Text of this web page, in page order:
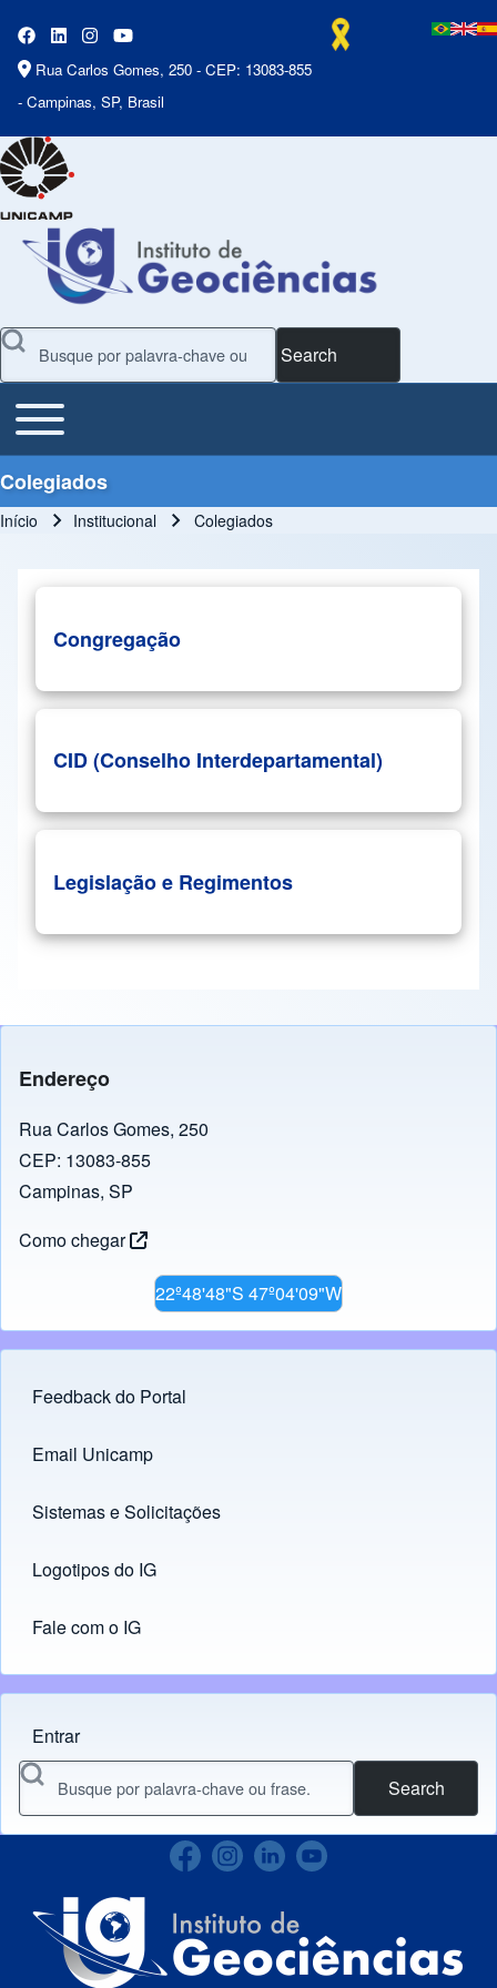
Rua Carlos Gomes, 250 - CEP: 13083-855
- Campinas, SP, Brasil
Search
Main Menu
Toggle main menu
Colegiados
Início Institucional Colegiados
Congregação
CID (Conselho Interdepartamental)
Legislação e Regimentos
Endereço
Rua Carlos Gomes, 250
CEP: 13083-855
Campinas, SP
Como chegar
22º48'48"S 47º04'09"W
Footer menu
Feedback do Portal
Links
Email Unicamp
(opens in new tab)
Sistemas e Solicitações
(opens in new tab)
Logotipos do IG
(opens in new tab)
Fale com o IG
Menu do usuário
Entrar
Search